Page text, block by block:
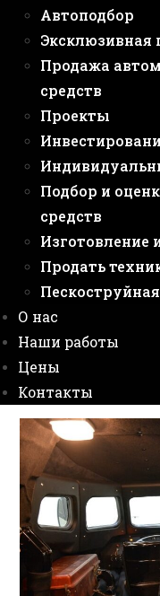
Автоподбор
Эксклюзивная
Продажа
средств
Проекты
Подбор и
средств
Изготовление
Продать
О нас
Наши работы
Цены
Контакты